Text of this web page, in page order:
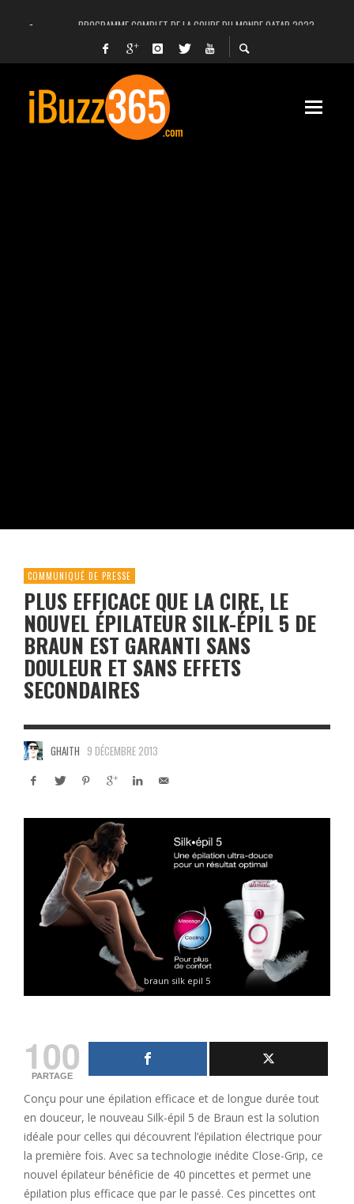
PROGRAMME COMPLET DE LA COUPE DU MONDE QATAR 2022
FACEBOOK, INSTAGRAM ET WHATSAPP HORS SERVICE! EST-CE UNE CYBER-
UNE VIDÉO 4K MONTRE LA PLANÈTE MARS EN ULTRA-HAUTE DÉFINITION
LANCEMENT DU PREMIER VOL HABITÉ DE SPACEX
DÉCÈS DE L’EX-PRÉSIDENT ZINE EL ABIDINE BEN ALI, SERA-T-IL ENTERRÉ EN
COMMUNIQUÉ DE PRESSE
PLUS EFFICACE QUE LA CIRE, LE
NOUVEL ÉPILATEUR SILK-ÉPIL 5 DE
BRAUN EST GARANTI SANS
DOULEUR ET SANS EFFETS
SECONDAIRES
GHAITH 9 DÉCEMBRE 2013
braun silk epil 5
100
PARTAGE
Conçu pour une épilation efficace et de longue durée tout
en douceur, le nouveau Silk-épil 5 de Braun est la solution
idéale pour celles qui découvrent l’épilation électrique pour
la première fois. Avec sa technologie inédite Close-Grip, ce
nouvel épilateur bénéficie de 40 pincettes et permet une
épilation plus efficace que par le passé. Ces pincettes ont